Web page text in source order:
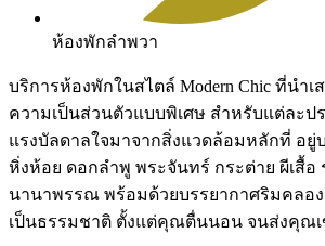
ห้องพักลำพวา
บริการห้องพักในสไตล์ Modern Chic ที่นำ
ความเป็นส่วนตัวแบบพิเศษ สำหรับแต่ละป
แรงบัลดาลใจมาจากสิ่งแวดล้อมหลักที่ อยู่
หิ่งห้อย ดอกลำพู พระจันทร์ กระต่าย ผีเสื้อ
นานาพรรณ พร้อมด้วยบรรยากาศริมคลอ
เป็นธรรมชาติ ตั้งแต่คุณตื่นนอน จนส่งคุณ